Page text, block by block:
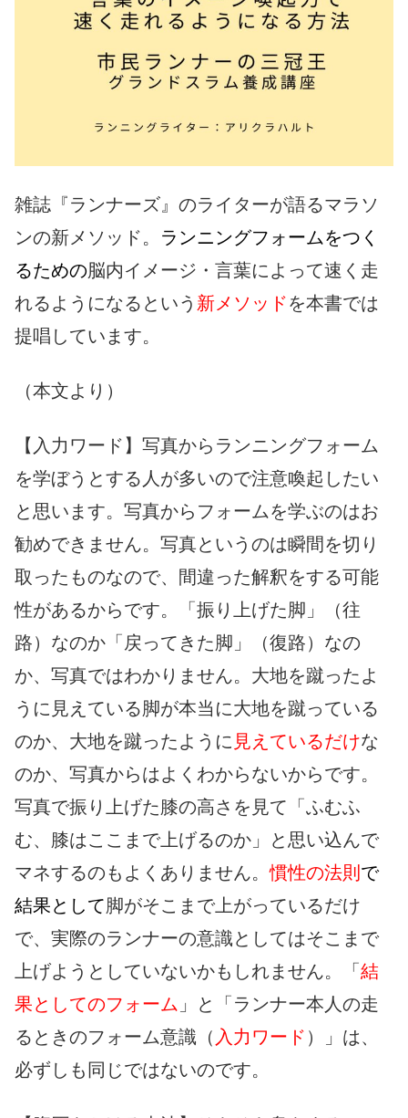
雑誌『ランナーズ』のライターが語るマラソ
ンの新メソッド。 ランニングフォームをつく
るための脳内イメージ・言葉によって速く走
れるようになるという 新メソッドを本書では
提唱しています。
（本文より）
【入力ワード】写真からランニングフォーム
を学ぼうとする人が多いので注意喚起したい
と思います。写真からフォームを学ぶのはお
勧めできません。写真というのは瞬間を切り
取ったものなので、間違った解釈をする可能
性があるからです。「振り上げた脚」（往
路）なのか「戻ってきた脚」（復路）なの
か、写真ではわかりません。大地を蹴ったよ
うに見えている脚が本当に大地を蹴っている
のか、大地を蹴ったように 見えているだけな
のか、写真からはよくわからないからです。
写真で振り上げた膝の高さを見て「ふむふ
む、膝はここまで上げるのか」と思い込んで
マネするのもよくありません。慣性の法則 で
結果として脚がそこまで上がっているだけ
で、実際のランナーの意識としてはそこまで
上げようとしていないかもしれません。「 結
果としてのフォーム 」と「ランナー本人の走
るときのフォーム意識（ 入力ワード ）」は、
必ずしも同じではないのです。